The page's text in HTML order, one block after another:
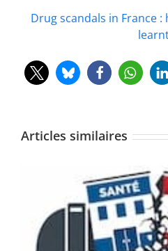
Drug scandals in France
Articles similaires